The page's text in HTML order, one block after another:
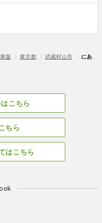
版 〉 東京都 〉 武蔵村山市 〉 にあ
こちら
ちら
はこちら